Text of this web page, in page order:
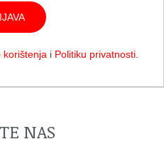
korištenja i Politiku privatnosti.
NAS